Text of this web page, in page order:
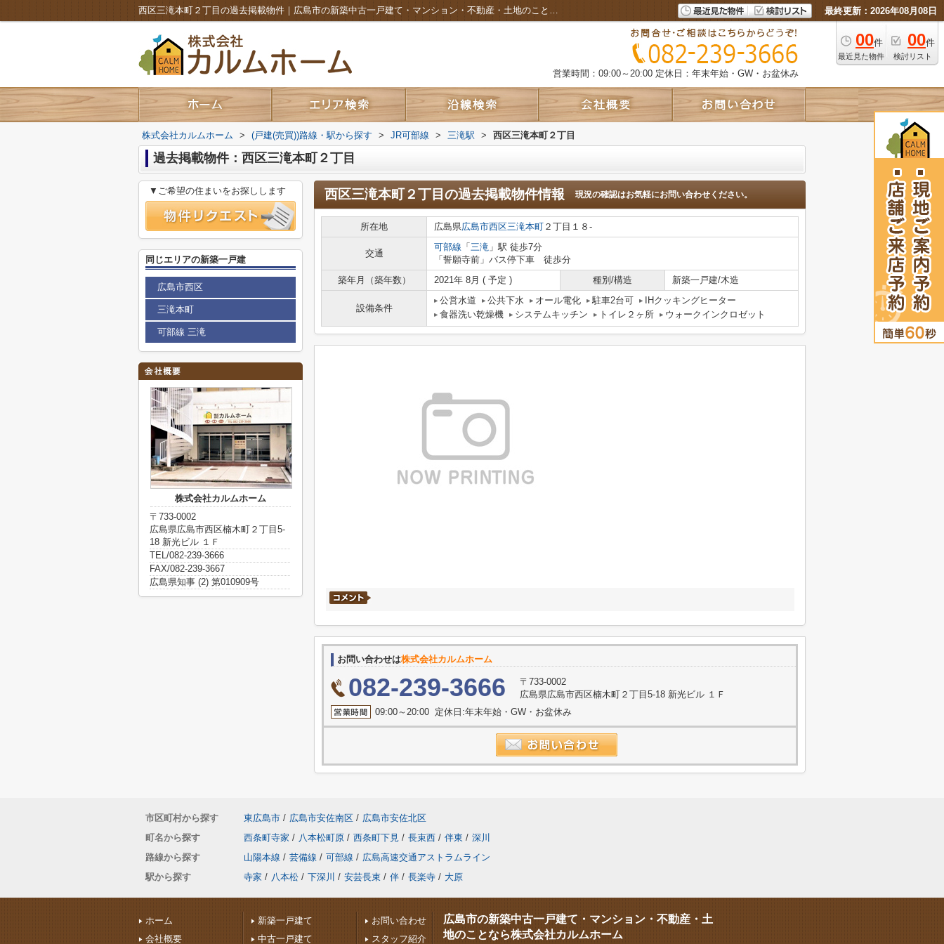
西区三滝本町２丁目の過去掲載物件｜広島市の新築中古一戸建て・マンション・不動産・土地のことなら株式会社カルムホーム 最終更新：2026年08月08日
00件
最近見た物件
00件
検討リスト
営業時間：09:00～20:00 定休日：年末年始・GW・お盆休み
株式会社カルムホーム > (戸建(売買))路線・駅から探す > JR可部線 > 三滝駅 > 西区三滝本町２丁目
過去掲載物件：西区三滝本町２丁目
西区三滝本町２丁目 の過去掲載物件情報 現況の確認はお気軽にお問い合わせください。
所在地 広島県広島市西区三滝本町 ２丁目１８-
交通
可部線 「 三滝 」駅 徒歩7分
「誓願寺前」バス停下車 徒歩分
築年月（築年数）
2021年 8月 ( 予定 ) 種別/構造 新築一戸建/木造
設備条件
公営水道 公共下水 オール電化 駐車2台可
IHクッキングヒーター
食器洗い乾燥機
システムキッチン トイレ２ヶ所 ウォークインクロゼット
お問い合わせは株式会社カルムホーム
082-239-3666
〒733-0002
広島県広島市西区楠木町２丁目5-18 新光ビル １Ｆ
09:00～20:00 定休日:年末年始・GW・お盆休み
▼ご希望の住まいをお探しします
同じエリアの新築一戸建
広島市西区
三滝本町
可部線 三滝
株式会社カルムホーム
〒733-0002
広島県広島市西区楠木町２丁目5-
18 新光ビル １Ｆ
TEL/082-239-3666
FAX/082-239-3667
広島県知事 (2) 第010909号
市区町村から探す 東広島市 / 広島市安佐南区 / 広島市安佐北区
町名から探す
西条町寺家 / 八本松町原 / 西条町下見 / 長束西 / 伴東 / 深川
路線から探す
山陽本線 / 芸備線 / 可部線 / 広島高速交通アストラムライン
駅から探す
寺家 / 八本松 / 下深川 / 安芸長束 / 伴 / 長楽寺 / 大原
ホーム
会社概要
新築一戸建て
中古一戸建て
お問い合わせ
スタッフ紹介
広島市の新築中古一戸建て・マンション・不動産・土
地のことなら株式会社カルムホーム